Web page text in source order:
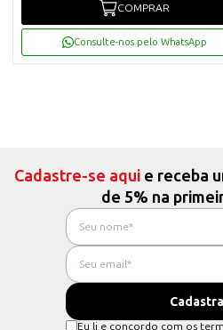
COMPRAR
Consulte-nos pelo WhatsApp
Cadastre-se aqui e receba
de 5% na
Eu li e concordo com os